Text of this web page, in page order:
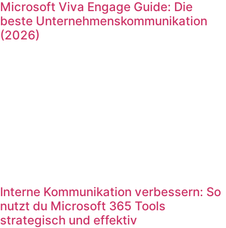
Microsoft Viva Engage Guide: Die
beste Unternehmenskommunikation
(2026)
Interne Kommunikation verbessern: So
nutzt du Microsoft 365 Tools
strategisch und effektiv